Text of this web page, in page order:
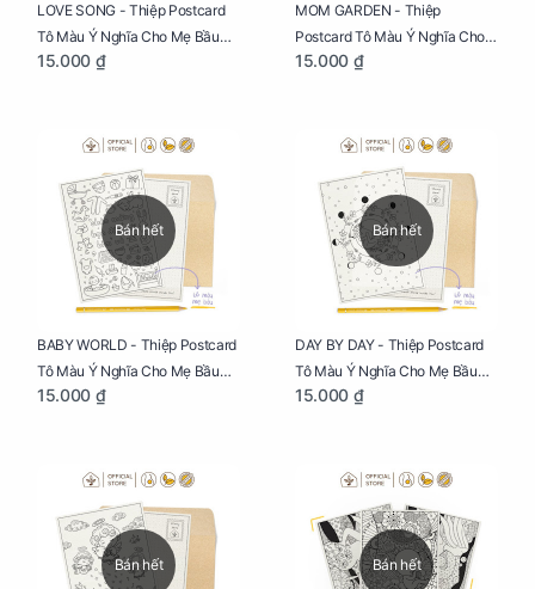
LOVE SONG - Thiệp Postcard
Tô Màu Ý Nghĩa Cho Mẹ Bầu
Sáng Tạo, Thư Giãn Và Hạnh
15.000 ₫
MOM GARDEN - Thiệp
Postcard Tô Màu Ý Nghĩa Cho
Mẹ Bầu Sáng Tạo, Thư Giãn Và
15.000 ₫
Bán hết
BABY WORLD - Thiệp Postcard
Tô Màu Ý Nghĩa Cho Mẹ Bầu
Sáng Tạo, Thư Giãn Và Hạnh
15.000 ₫
Bán hết
DAY BY DAY - Thiệp Postcard
Tô Màu Ý Nghĩa Cho Mẹ Bầu
Sáng Tạo, Thư Giãn Và Hạnh
15.000 ₫
Bán hết Bán hết